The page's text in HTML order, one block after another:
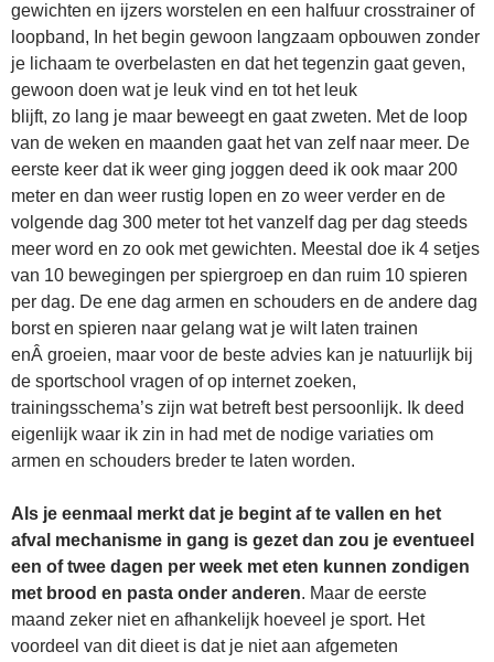
gewichten en ijzers worstelen en een halfuur crosstrainer of
loopband, In het begin gewoon langzaam opbouwen zonder
je lichaam te overbelasten en dat het tegenzin gaat geven,
gewoon doen wat je leuk vind en tot het leuk
blijft, zo lang je maar beweegt en gaat zweten. Met de loop
van de weken en maanden gaat het van zelf naar meer. De
eerste keer dat ik weer ging joggen deed ik ook maar 200
meter en dan weer rustig lopen en zo weer verder en de
volgende dag 300 meter tot het vanzelf dag per dag steeds
meer word en zo ook met gewichten. Meestal doe ik 4 setjes
van 10 bewegingen per spiergroep en dan ruim 10 spieren
per dag. De ene dag armen en schouders en de andere dag
borst en spieren naar gelang wat je wilt laten trainen
enÂ groeien, maar voor de beste advies kan je natuurlijk bij
de sportschool vragen of op internet zoeken,
trainingsschema’s zijn wat betreft best persoonlijk. Ik deed
eigenlijk waar ik zin in had met de nodige variaties om
armen en schouders breder te laten worden.
Als je eenmaal merkt dat je begint af te vallen en het
afval mechanisme in gang is gezet dan zou je eventueel
een of twee dagen per week met eten kunnen zondigen
met brood en pasta onder anderen. Maar de eerste
maand zeker niet en afhankelijk hoeveel je sport. Het
voordeel van dit dieet is dat je niet aan afgemeten